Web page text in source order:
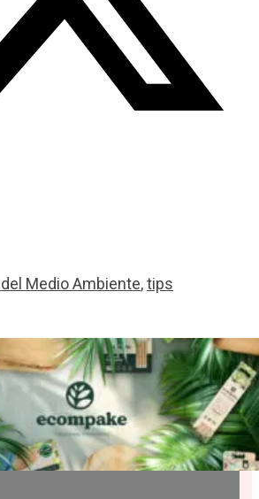
Medio Ambiente,tips